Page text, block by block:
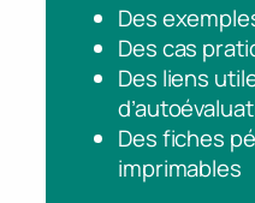
Des
Des cas
Des liens
Des fiches
imprimables